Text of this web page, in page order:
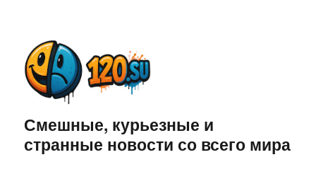
Смешные, курьезные и
странные новости со всего мира